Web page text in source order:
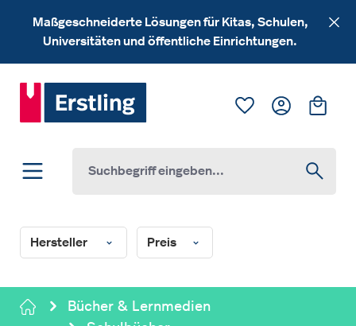
Zum Hauptinhalt springen
Maßgeschneiderte Lösungen für Kitas, Schulen,
Universitäten und öffentliche Einrichtungen.
Du hast 0
Hersteller Preis
Bücher & Lernmedien